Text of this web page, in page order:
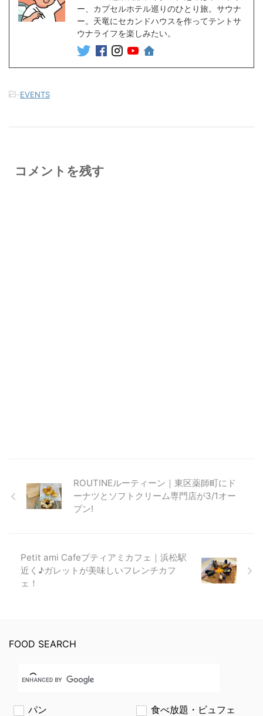
ー、カプセルホテル巡りのひとり旅。サウナ
ー。天竜にセカンドハウスを作ってテントサ
ウナライフを楽しみたい。
-EVENTS
コメントを残す
ROUTINEルーティーン｜東区薬師町にド
ーナツとソフトクリーム専門店が3/1オー
プン!
Petit ami Cafeプティアミカフェ｜浜松駅
近く♪ガレットが美味しいフレンチカフ
ェ！
FOOD SEARCH
パン
食べ放題・ビュフェ